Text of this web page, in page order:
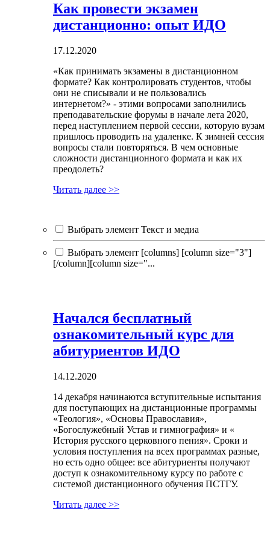
Как провести экзамен
дистанционно: опыт ИДО
17.12.2020
«Как принимать экзамены в дистанционном
формате? Как контролировать студентов, чтобы
они не списывали и не пользовались
интернетом?» - этими вопросами заполнились
преподавательские форумы в начале лета 2020,
перед наступлением первой сессии, которую вузам
пришлось проводить на удаленке. К зимней сессия
вопросы стали повторяться. В чем основные
сложности дистанционного формата и как их
преодолеть?
Читать далее >>
Выбрать элемент Текст и медиа
Выбрать элемент [columns] [column size="3"]
[/column][column size="...
Начался бесплатный
ознакомительный курс для
абитуриентов ИДО
14.12.2020
14 декабря начинаются вступительные испытания
для поступающих на дистанционные программы
«Теология», «Основы Православия»,
«Богослужебный Устав и гимнография» и «
История русского церковного пения». Сроки и
условия поступления на всех программах разные,
но есть одно общее: все абитуриенты получают
доступ к ознакомительному курсу по работе с
системой дистанционного обучения ПСТГУ.
Читать далее >>